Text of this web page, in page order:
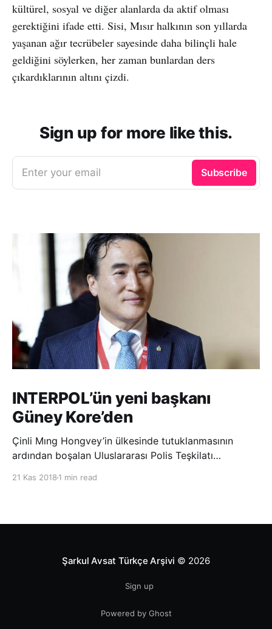
kültürel, sosyal ve diğer alanlarda da aktif olması
gerektiğini ifade etti. Sisi, Mısır halkının son yıllarda
yaşanan ağır tecrübeler sayesinde daha bilinçli hale
geldiğini söylerken, her zaman bunlardan ders
çıkardıklarının altını çizdi.
Sign up for more like this.
Enter your email Subscribe
INTERPOL’ün yeni başkanı
Güney Kore’den
Çinli Mıng Hongvey’in ülkesinde tutuklanmasının
ardından boşalan Uluslararası Polis Teşkilatı
21 Kas 2018 1 min read
Şarkul Avsat Türkçe Arşivi © 2026
Sign up
Powered by Ghost